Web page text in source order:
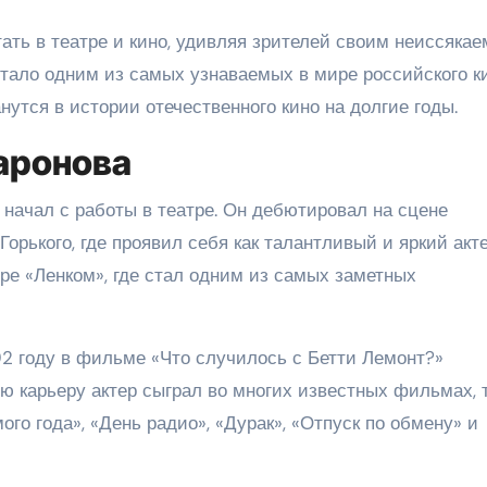
в театре и кино, удивляя зрителей своим
одним из самых узнаваемых в мире российского
в истории отечественного кино на долгие годы.
с работы в театре. Он дебютировал на сцене
где проявил себя как талантливый и яркий
«Ленком», где стал одним из самых заметных
году в фильме «Что случилось с Бетти Лемонт?»
карьеру актер сыграл во многих известных фильмах,
года», «День радио», «Дурак», «Отпуск по обмену» и